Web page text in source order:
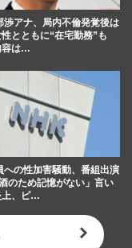
渉アナ、局内不倫発覚後は
とともに“在宅勤務”も
容は…
への性加害騒動、番組出演
のため記憶がない」言い
上、ピ…